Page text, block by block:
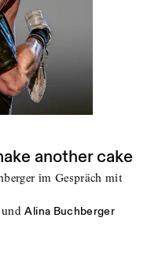
another cake
im Gespräch mit
und Alina Buchberger